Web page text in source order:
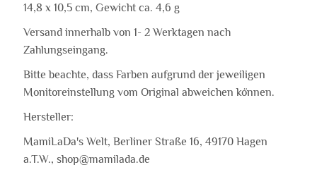
14,8 x 10,5 cm, Gewicht ca. 4,6 g
Versand innerhalb von 1- 2 Werktagen nach
Zahlungseingang.
Bitte beachte, dass Farben aufgrund der jeweiligen
Monitoreinstellung vom Original abweichen können.
Hersteller:
MamiLaDa's Welt, Berliner Straße 16, 49170 Hagen
a.T.W., shop@mamilada.de